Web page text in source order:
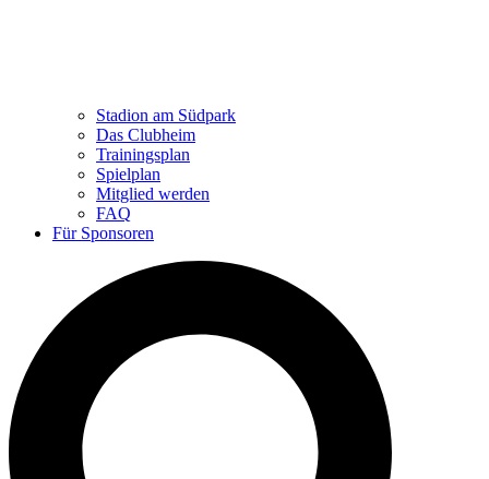
Stadion am Südpark
Das Clubheim
Trainingsplan
Spielplan
Mitglied werden
FAQ
Für Sponsoren